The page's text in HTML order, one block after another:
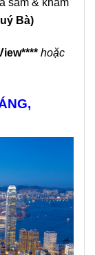
sắm & khám
Bà)
**** hoặc